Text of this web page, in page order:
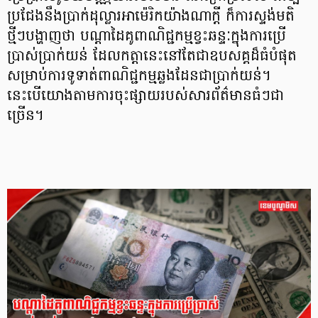
ប្រជែងនឹងប្រាក់ដុល្លារអាម៉េរិកយ៉ាងណាក្ដី ក៏ការស្ទង់មតិ
ថ្មីៗបង្ហាញថា បណ្ដាដៃគូពាណិជ្ជកម្មខ្វះឆន្ទៈក្នុងការប្រើ
ប្រាស់ប្រាក់យន់ ដែលកត្តានេះនៅតែជាឧបសគ្គដ៏ធំបំផុត
សម្រាប់ការទូទាត់ពាណិជ្ជកម្មឆ្លងដែនជាប្រាក់យន់។
នេះបើយោងតាមការចុះផ្សាយរបស់សារព័ត៌មានធំៗជា
ច្រើន។